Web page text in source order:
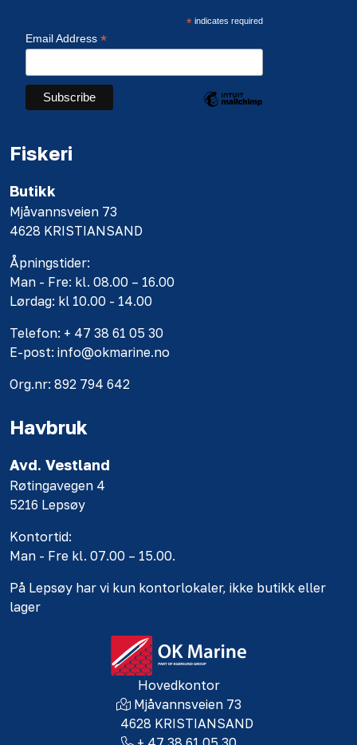
*indicates required
Email Address *
Fiskeri
Butikk
Mjåvannsveien 73
4628 KRISTIANSAND
Åpningstider:
Man - Fre: kl. 08.00 – 16.00
Lørdag: kl 10.00 - 14.00
Telefon: + 47 38 61 05 30
E-post: info@okmarine.no
Org.nr: 892 794 642
Havbruk
Avd. Vestland
Røtingavegen 4
5216 Lepsøy
Kontortid:
Man - Fre kl. 07.00 – 15.00.
På Lepsøy har vi kun kontorlokaler, ikke butikk eller
lager
Hovedkontor
Mjåvannsveien 73
4628 KRISTIANSAND